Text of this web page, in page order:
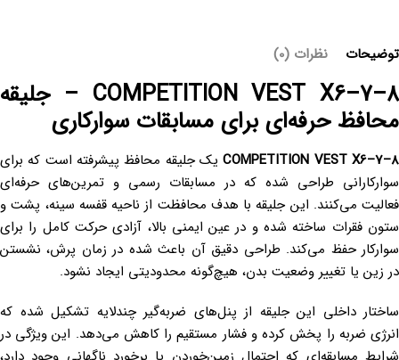
توضیحات نظرات (0)
COMPETITION VEST X6–7–8 – جلیقه
محافظ حرفه‌ای برای مسابقات سوارکاری
COMPETITION VEST X6–7–8یک جلیقه محافظ پیشرفته است که برای
سوارکارانی طراحی شده که در مسابقات رسمی و تمرین‌های حرفه‌ای
فعالیت می‌کنند. این جلیقه با هدف محافظت از ناحیه قفسه سینه، پشت و
ستون فقرات ساخته شده و در عین ایمنی بالا، آزادی حرکت کامل را برای
سوارکار حفظ می‌کند. طراحی دقیق آن باعث شده در زمان پرش، نشستن
در زین یا تغییر وضعیت بدن، هیچ‌گونه محدودیتی ایجاد نشود.
ساختار داخلی این جلیقه از پنل‌های ضربه‌گیر چندلایه تشکیل شده که
انرژی ضربه را پخش کرده و فشار مستقیم را کاهش می‌دهد. این ویژگی در